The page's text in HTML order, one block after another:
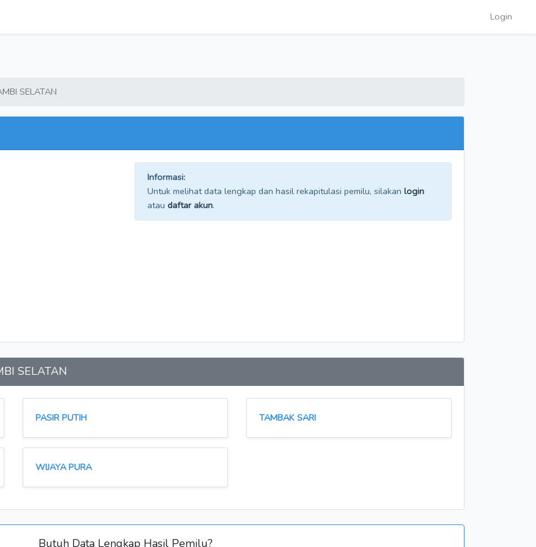
Login
SELATAN
Informasi:
Untuk melihat data lengkap dan hasil rekapitulasi pemilu, silakan login
atau daftar akun.
SELATAN
PASIR PUTIH TAMBAK SARI
WIJAYA PURA
Butuh Data Lengkap Hasil Pemilu?